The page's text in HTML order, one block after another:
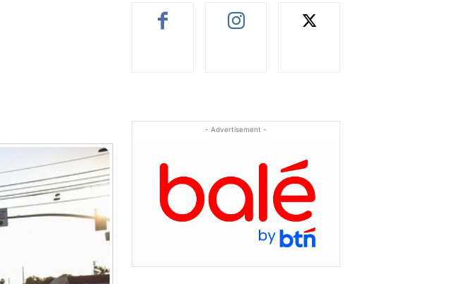
- Advertisement -